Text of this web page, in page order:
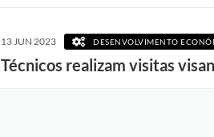
13 JUN 2023 DESENVOLVIMENTO
Técnicos realizam visitas